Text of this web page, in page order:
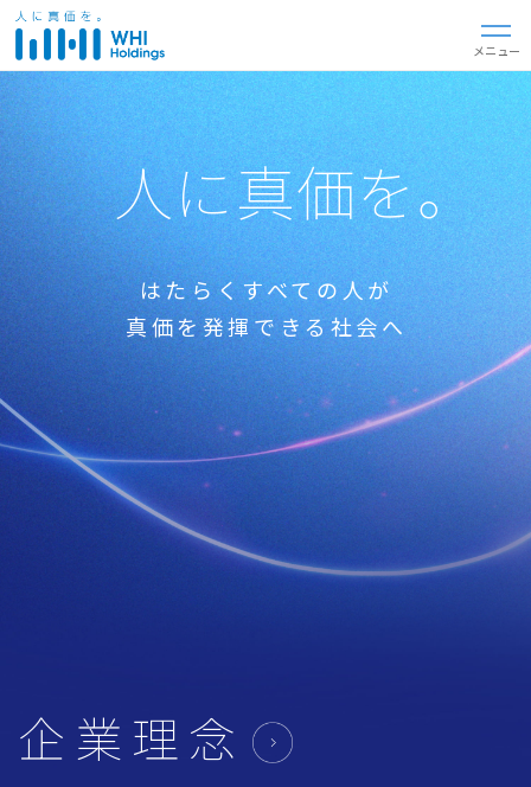
閉じる
メニュー
人に真価を。
はたらくすべての人が
真価を発揮できる社会へ
企業理念